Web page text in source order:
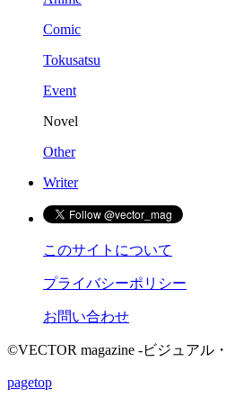
Comic
Tokusatsu
Event
Novel
Other
Writer
このサイトについて
プライバシーポリシー
お問い合わせ
©VECTOR magazine -ビジュアル
pagetop